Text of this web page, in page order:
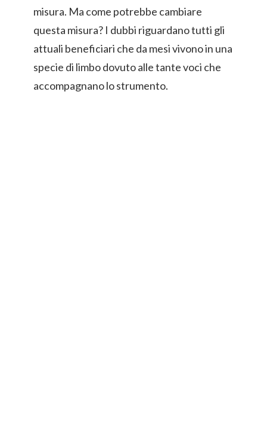
misura. Ma come potrebbe cambiare
questa misura? I dubbi riguardano tutti gli
attuali beneficiari che da mesi vivono in una
specie di limbo dovuto alle tante voci che
accompagnano lo strumento.